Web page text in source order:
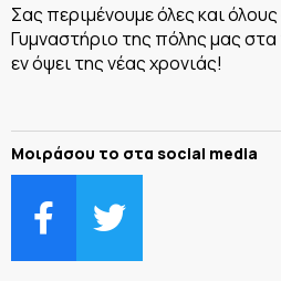
Σας περιμένουμε όλες και
Γυμναστήριο της πόλης μας στα
εν όψει της νέας χρονιάς!
Μοιράσου το στα social media